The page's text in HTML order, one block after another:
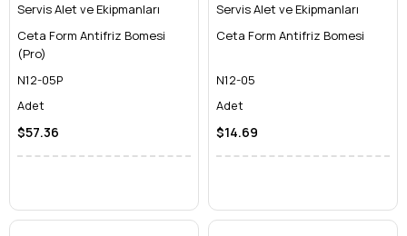
Servis Alet ve Ekipmanları
Ceta Form Antifriz Bomesi
(Pro)
N12-05P
Adet
$57.36
Servis Alet ve Ekipmanları
Ceta Form Antifriz Bomesi
N12-05
Adet
$14.69